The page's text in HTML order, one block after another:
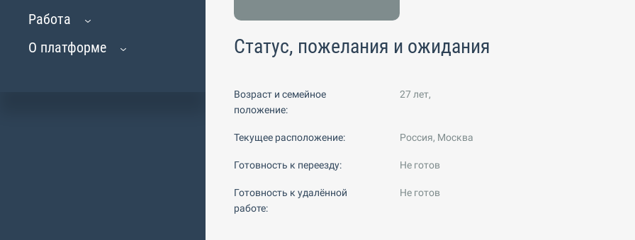
Работа
О платформе
Статус, пожелания и ожидания
Возраст и семейное
положение:
27 лет,
Текущее расположение: Россия, Москва
Готовность к переезду: Не готов
Готовность к удалённой
работе:
Не готов